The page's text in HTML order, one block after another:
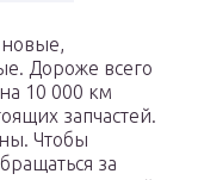
Дороже всего
10 000 км
запчастей.
Чтобы
за